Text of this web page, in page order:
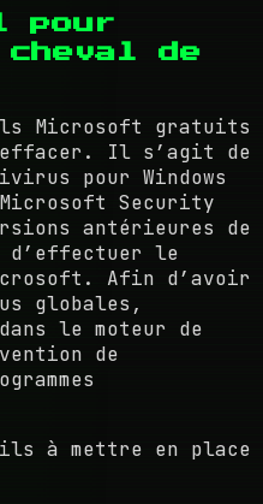
pour
de
Microsoft gratuits
Il s’agit de
pour Windows
Security
antérieures de
d’effectuer le
Afin d’avoir
globales,
le moteur de
de
à mettre en place